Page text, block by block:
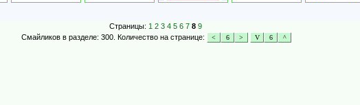
Страницы: 1 2 3 4 5 6 7 8 9
Смайликов в разделе: 300. Количество на странице: